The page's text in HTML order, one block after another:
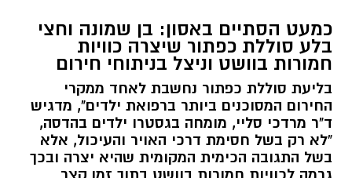
הסמים המסוכנים, בוצעו בימים האחרונים שתי
פעילויות ממוקדות, שהובילו למעצר של שלושה
החשודים כסמים מסוכנים, כסף מזומן ואמצעים
נוספים.
בפעילות בלשי תחנת לב הבירה שביצעו חיפוש
כמעט הסתיים באסון: בן שמונה וחצי
בלע סוללת כפתור שיצרה כוויות
חמורות בוושט וניצל בניתוחי חירום
בליעת סוללת כפתור נחשבת לאחד ממקרי
החירום המסוכנים ביותר ברפואת ילדים", מדגיש
ד"ר מרדכי סליי, מומחה בגסטרו ילדים בהדסה,
"לא רק בשל חסימת דרכי האויר והעיכול, אלא
בשל התגובה הכימית המקומית שהיא יצרה ובכך